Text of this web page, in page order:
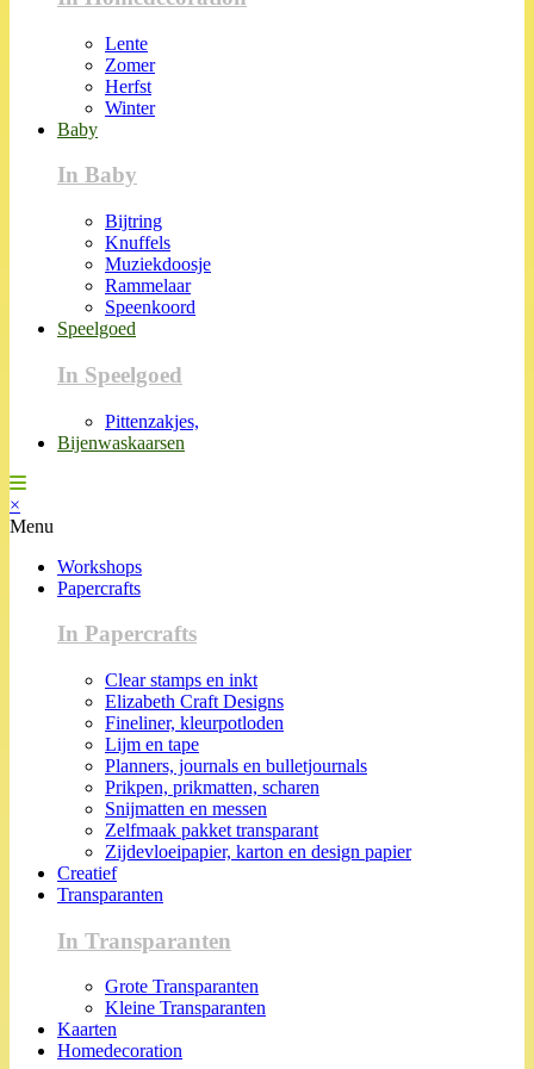
Lente
Zomer
Herfst
Winter
Baby
In Baby
Bijtring
Knuffels
Muziekdoosje
Rammelaar
Speenkoord
Speelgoed
In Speelgoed
Pittenzakjes,
Bijenwaskaarsen
×
Menu
Workshops
Papercrafts
In Papercrafts
Clear stamps en inkt
Elizabeth Craft Designs
Fineliner, kleurpotloden
Lijm en tape
Planners, journals en bulletjournals
Prikpen, prikmatten, scharen
Snijmatten en messen
Zelfmaak pakket transparant
Zijdevloeipapier, karton en design papier
Creatief
Transparanten
In Transparanten
Grote Transparanten
Kleine Transparanten
Kaarten
Homedecoration